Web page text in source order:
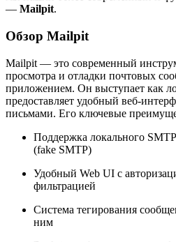
— Mailpit.
Обзор Mailpit
Mailpit — это современный
просмотра и отладки почтовых
приложением. Он выступает как
предоставляет удобный веб-
письмами. Его ключевые
Поддержка локального
(fake SMTP)
Удобный Web UI с
фильтрацией
Система тегирования
ним